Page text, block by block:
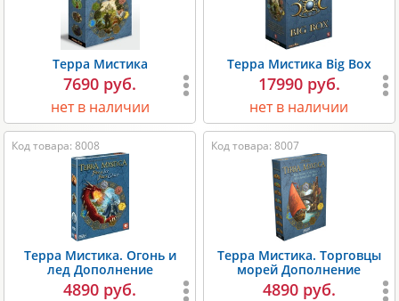
Терра Мистика
7690 руб.
нет в наличии
Терра Мистика Big Box
17990 руб.
нет в наличии
Код товара: 8008
Терра Мистика. Огонь и
лед Дополнение
4890 руб.
Код товара: 8007
Терра Мистика. Торговцы
морей Дополнение
4890 руб.